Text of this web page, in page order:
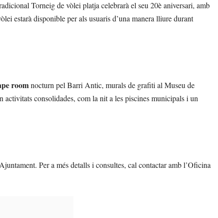
Torneig de vòlei platja celebrarà el seu 20è aniversari, amb
estarà disponible per als usuaris d’una manera lliure durant
roomnocturn pel Barri Antic, murals de grafiti al Museu de
consolidades, com la nit a les piscines municipals i un
Per a més detalls i consultes, cal contactar amb l’Oficina